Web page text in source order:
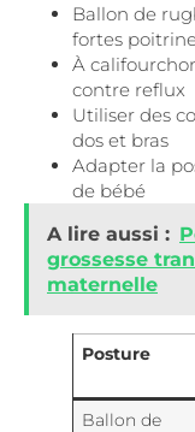
Ballon de
fortes
À
contre reflux
Utiliser des
dos et bras
Adapter la
de bébé
A lire aussi :
grossesse
maternelle
Posture
Ballon de